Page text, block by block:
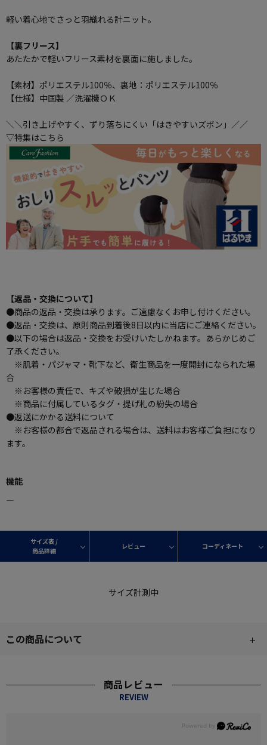
軽い着心地でさっと羽織れる計ニット。
【裏フリース】
あたたかで軽いフリース素材を裏面に施しました。
【素材】ポリエステル100％、裏地：ポリエステル100％
【仕様】中国製 ／洗濯機ＯＫ
＼＼引き上げやすく、ずり落ちにくい「はきやすいズボン」／／
▽特集はこちら
【返品・交換について】
●商品の返品・交換は承ります。ご遠慮なくお申し付けください。
●返品・交換は、原則商品到着後8日以内に当店にご連絡ください。
●以下の場合は返品・交換をお受けいたしかねます。あらかじめご
了承ください。
※肌着・パジャマ・靴下など、衛生商品を一度開封になられた場
合
※お客様の責任で、キズや破損が生じた場合
※商品に付属しているタグ・提げ札の紛失の場合
●返送にかかる送料について
※お客様の都合で返品される場合は、送料はお客様ご負担になり
ます。
機能
―
サイズ表 /
商品詳細
レビュー コーディネート
サイズ計測中
この商品について
商品レビュー
REVIEW